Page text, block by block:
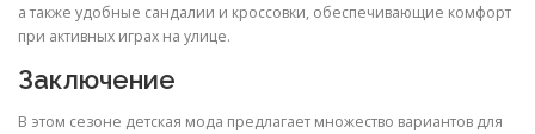
а также удобные сандалии и кроссовки, обеспечивающие комфорт
при активных играх на улице.
Заключение
В этом сезоне детская мода предлагает множество вариантов для